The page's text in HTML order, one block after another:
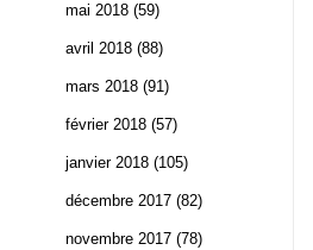
mai 2018 (59)
avril 2018 (88)
mars 2018 (91)
février 2018 (57)
janvier 2018 (105)
décembre 2017 (82)
novembre 2017 (78)